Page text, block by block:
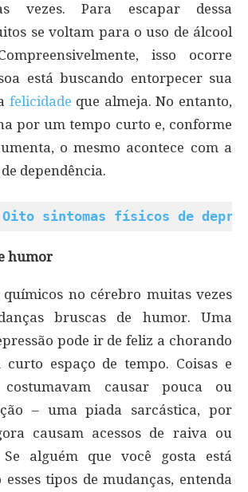
vezes. Para escapar dessa
se voltam para o uso de álcool
isso ocorre
está buscando entorpecer sua
felicidade que almeja. No entanto,
por um tempo curto e, conforme
o mesmo acontece com a
dependência.
Oito sintomas físicos de
humor
químicos no cérebro muitas vezes
bruscas de humor. Uma
pode ir de feliz a chorando
espaço de tempo. Coisas e
costumavam causar pouca ou
– uma piada sarcástica, por
causam acessos de raiva ou
alguém que você gosta está
esses tipos de mudanças, entenda